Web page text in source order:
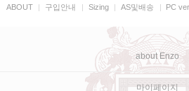
ABOUT 구입안내 Sizing AS및배송 PC ver.
about Enzo
마이페이지